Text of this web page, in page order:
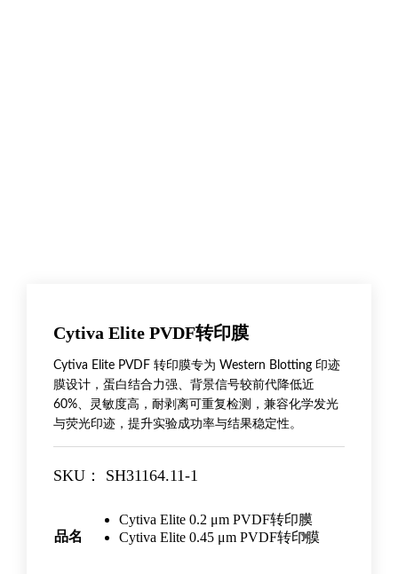
Cytiva Elite PVDF转印膜
Cytiva Elite PVDF 转印膜专为 Western Blotting 印迹
膜设计，蛋白结合力强、背景信号较前代降低近
60%、灵敏度高，耐剥离可重复检测，兼容化学发光
与荧光印迹，提升实验成功率与结果稳定性。
SKU： SH31164.11-1
品名
Cytiva Elite 0.2 μm PVDF转印膜
Cytiva Elite 0.45 μm PVDF转印膜